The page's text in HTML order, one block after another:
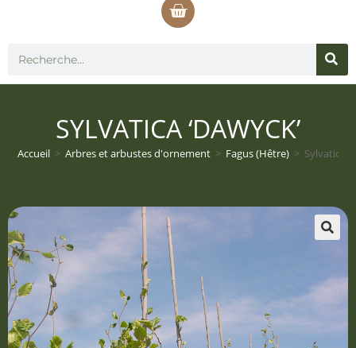
SYLVATICA ‘DAWYCK’
Accueil > Arbres et arbustes d'ornement > Fagus (Hêtre) > Sylvatica